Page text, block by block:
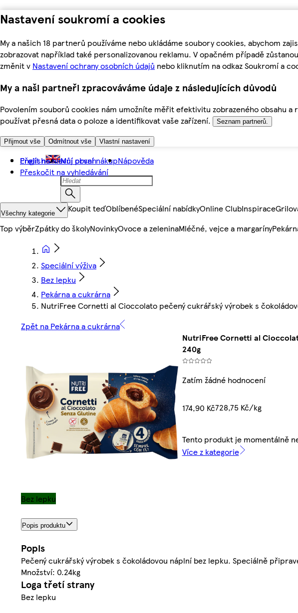
Nastavení soukromí a cookies
My a našich 18 partnerů používáme nebo ukládáme soubory cookies, abychom
zobrazovat například také personalizovanou reklamu. V opačném případě
změnit v Nastavení ochrany osobních údajů nebo kliknutím na odkaz Soukromí a
My a naši partneři zpracováváme údaje z následujících důvodů
Povolením souborů cookies nám umožníte měřit efektivitu zobrazeného obsahu
používat přesná data o poloze a identifikovat vaše zařízení.
Seznam partnerů.
Přijmout vše Odmítnout vše Vlastní nastavení
Přejít na hlavní obsah
Přeskočit na vyhledávání
English Můj první nákupNápověda
Všechny kategorie Koupit teďOblíbenéSpeciální nabídkyOnline ClubInspirace
Top výběrZpátky do školyNovinkyOvoce a zeleninaMléčné, vejce a margaríny
Speciální výživa
Bez lepku
Pekárna a cukrárna
NutriFree Cornetti al Cioccolato pečený cukrářský výrobek s
Zpět na Pekárna a cukrárna
NutriFree Cornetti al
240g
Zatím žádné hodnocení
174,90 Kč728,75 Kč/kg
Tento produkt je momentálně
Více z kategorie
Bez lepku
Popis produktu
Popis
Pečený cukrářský výrobek s čokoládovou náplní bez lepku. Speciálně
Množství: 0.24kg
Loga třetí strany
Bez lepku